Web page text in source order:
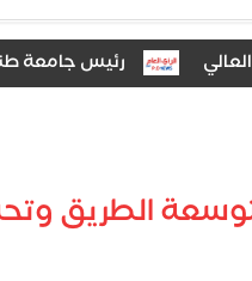
رئيس جامعة طنطا
الطريق